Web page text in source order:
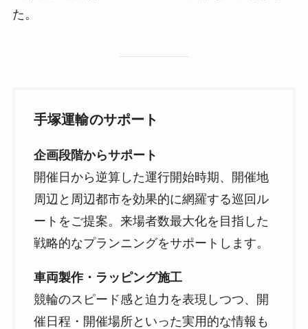
た。
手塚運輸のサポート
企画段階からサポート
開催日から逆算した運行開始時期、開催地
周辺と周辺都市を効果的に網羅する巡回ル
ートをご提案。来場者数最大化を目指した
戦略的なプランニングをサポートします。
車両製作・ラッピング施工
競輪のスピード感と迫力を表現しつつ、開
催日程・開催場所といった実用的な情報も